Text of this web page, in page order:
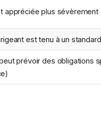
appréciée plus
est tenu à un
prévoir des obligations